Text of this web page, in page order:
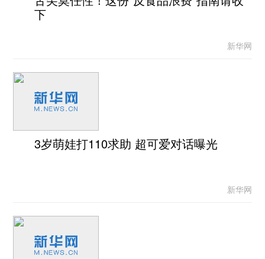
下
新华网
3岁萌娃打110求助 超可爱对话曝光
新华网